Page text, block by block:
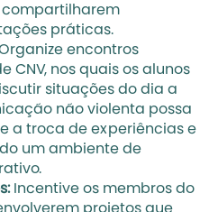
práticas.
encontros
CNV, nos quais os alunos
situações do dia a
não violenta possa
a troca de experiências e
um ambiente de
Incentive os membros do